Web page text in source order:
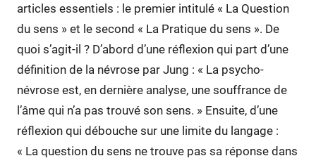
articles essentiels : le premier intitulé « La Question
du sens » et le second « La Pratique du sens ». De
quoi s’agit-il ? D’abord d’une réflexion qui part d’une
définition de la névrose par Jung : « La psycho-
névrose est, en dernière analyse, une souffrance de
l’âme qui n’a pas trouvé son sens. » Ensuite, d’une
réflexion qui débouche sur une limite du langage :
« La question du sens ne trouve pas sa réponse dans